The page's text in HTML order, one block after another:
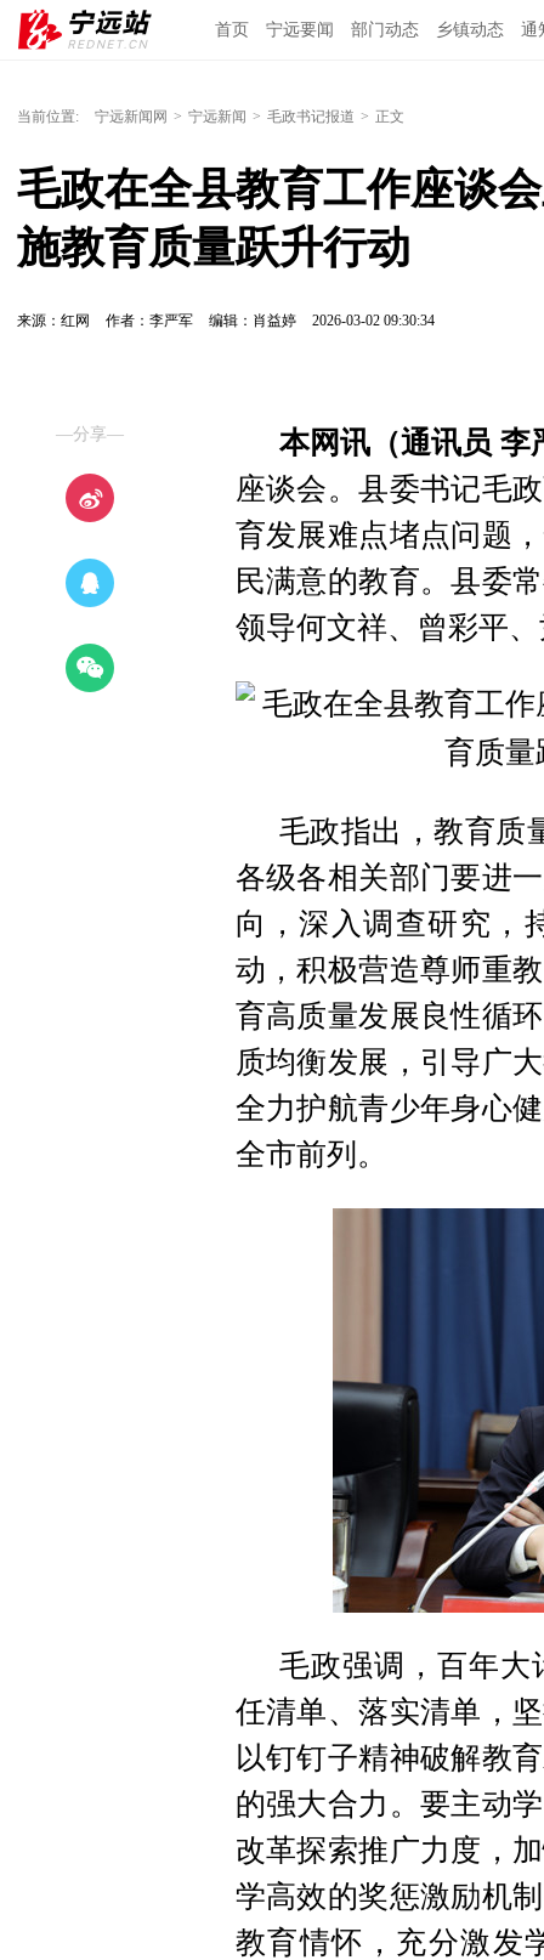
首页 宁远要闻 部门动态 乡镇动态 通
当前位置: 宁远新闻网 > 宁远新闻 > 毛政书记报道 > 正文
毛政在全县教育工作座谈
施教育质量跃升行动
来源：红网 作者：李严军 编辑：肖益婷 2026-03-02 09:30:34
—分享—
本网讯（通讯员 李
座谈会。县委书记毛
育发展难点堵点问题
民满意的教育。县委
领导何文祥、曾彩平
毛政指出，教育质
各级各相关部门要进
向，深入调查研究，
动，积极营造尊师重
育高质量发展良性循
质均衡发展，引导广
全力护航青少年身心
全市前列。
毛政强调，百年大
任清单、落实清单，
以钉钉子精神破解教
的强大合力。要主动
改革探索推广力度，
学高效的奖惩激励机
教育情怀，充分激发